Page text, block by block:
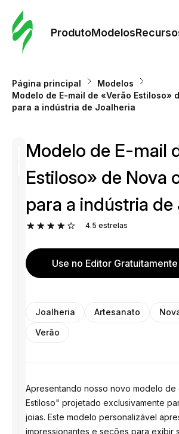
ProdutoModelos
Página principal
Modelos
Modelo de E-mail de «Verão Estiloso»
para a indústria de Joalheria
Modelo de E-mail
Estiloso» de Nova
para a indústria de
4.5 estrelas
Use no Editor Gratuitamente
Joalheria Artesanato
Verão
Apresentando nosso novo modelo de
Estiloso" projetado exclusivamente
joias. Este modelo personalizável
impressionantes e seções para exibir